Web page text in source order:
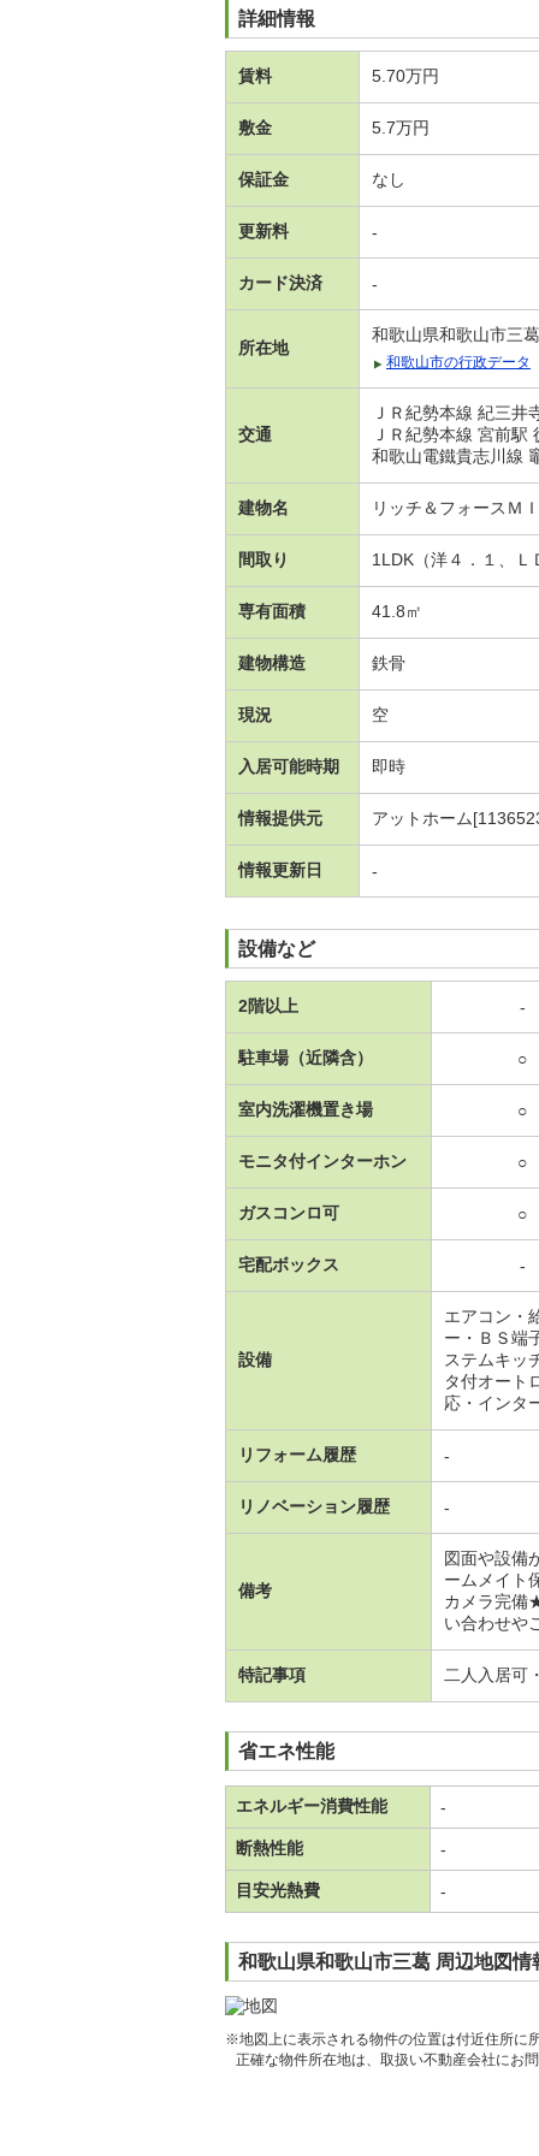
詳細情報
賃料 5.70万円
敷金 5.7万円
保証金 なし
更新料 -
カード決済 -
所在地
和歌山県和歌山市三葛
和歌山市の行政データ
交通
ＪＲ紀勢本線 紀三井
ＪＲ紀勢本線 宮前駅
和歌山電鐵貴志川線
建物名 リッチ＆フォースＭ
間取り 1LDK（洋４．１、Ｌ
専有面積 41.8㎡
建物構造 鉄骨
現況 空
入居可能時期 即時
情報提供元 アットホーム
情報更新日 -
設備など
2階以上 -
駐車場（近隣含） ○
室内洗濯機置き場 ○
モニタ付インターホン ○
ガスコンロ可 ○
宅配ボックス -
設備
エアコン・
ー・ＢＳ端
ステムキッ
タ付オート
応・インタ
リフォーム履歴 -
リノベーション履歴 -
備考
図面や設備
ームメイト
カメラ完備
い合わせや
特記事項 二人入居可
省エネ性能
エネルギー消費性能 -
断熱性能 -
目安光熱費 -
和歌山県和歌山市三葛 周辺地図情
※地図上に表示される物件の位置は付近住所に
正確な物件所在地は、取扱い不動産会社にお